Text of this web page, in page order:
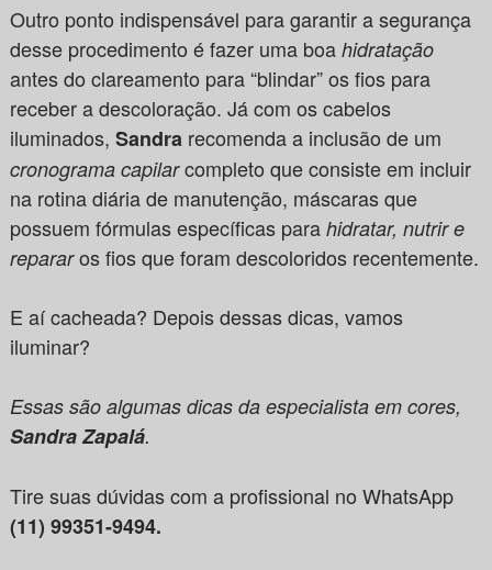
Outro ponto indispensável para garantir a segurança
desse procedimento é fazer uma boa hidratação
antes do clareamento para “blindar” os fios para
receber a descoloração. Já com os cabelos
iluminados, Sandra recomenda a inclusão de um
cronograma capilarcompleto que consiste em incluir
na rotina diária de manutenção, máscaras que
possuem fórmulas específicas para hidratar, nutrir e
repararos fios que foram descoloridos recentemente.
E aí cacheada? Depois dessas dicas, vamos
iluminar?
Essas são algumas dicas da especialista em cores,
Sandra Zapalá.
Tire suas dúvidas com a profissional no WhatsApp
(11) 99351-9494.